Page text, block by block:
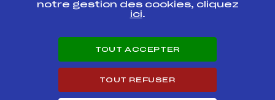
Pôle vie de l’athlète
Enseignement professionnel
Carrières
notre gestion des cookies, cliquez
ici.
TOUT ACCEPTER
TOUT REFUSER